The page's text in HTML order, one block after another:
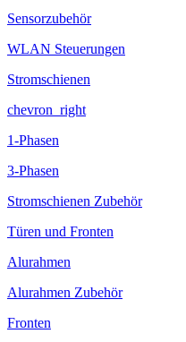
Sensorzubehör
WLAN Steuerungen
Stromschienen
chevron_right
1-Phasen
3-Phasen
Stromschienen Zubehör
Türen und Fronten
Alurahmen
Alurahmen Zubehör
Fronten